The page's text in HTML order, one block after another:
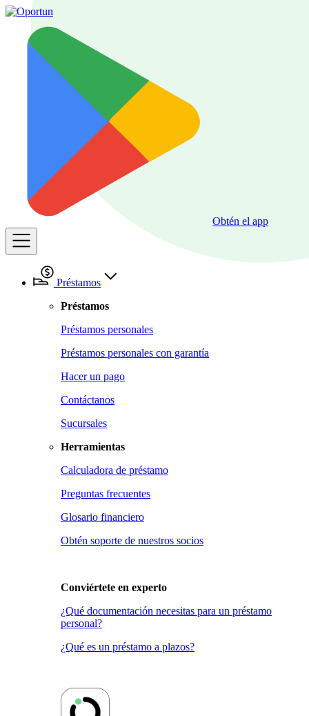
Obtén el app
Préstamos
Préstamos
Préstamos personales
Préstamos personales con garantía
Hacer un pago
Contáctanos
Sucursales
Herramientas
Calculadora de préstamo
Preguntas frecuentes
Glosario financiero
Obtén soporte de nuestros socios
Conviértete en experto
¿Qué documentación necesitas para un préstamo
personal?
¿Qué es un préstamo a plazos?